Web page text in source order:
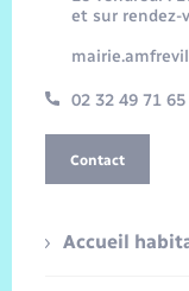
et sur rendez-
02 32 49 71
Contact
Accueil